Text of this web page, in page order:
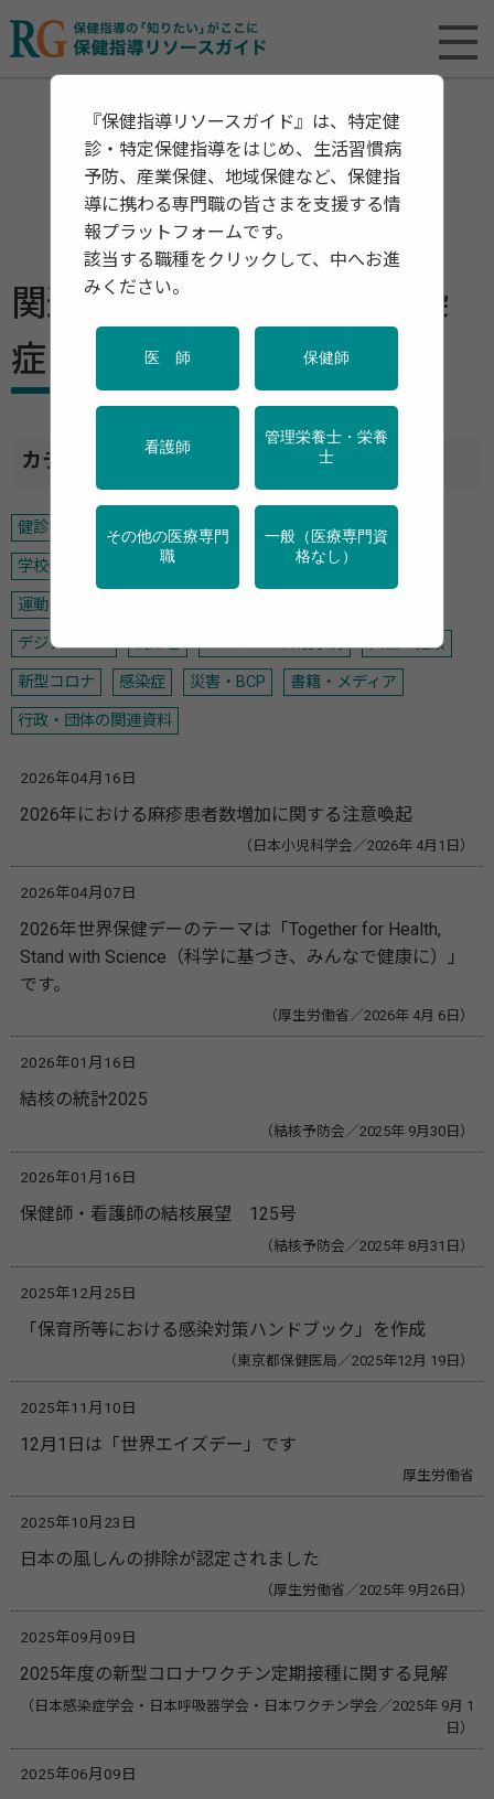
関連資料・リリース ー 感染
症
カテゴリ一覧
健診・検診 特定保健指導 産業保健 地域保健
学校保健 メンタルヘルス アルコール
運動
デジタル・AI 高齢者 フレイル・介護予防 女性の健康
新型コロナ 感染症 災害・BCP 書籍・メディア
行政・団体の関連資料
2026年04月16日
2026年における麻疹患者数増加に関する注意喚起
（日本小児科学会／2026年 4月1日）
2026年04月07日
2026年世界保健デーのテーマは「Together for Health,
Stand with Science（科学に基づき、みんなで健康に）」
です。
（厚生労働省／2026年 4月 6日）
2026年01月16日
結核の統計2025
（結核予防会／2025年 9月30日）
2026年01月16日
保健師・看護師の結核展望 125号
（結核予防会／2025年 8月31日）
2025年12月25日
「保育所等における感染対策ハンドブック」を作成
（東京都保健医局／2025年12月 19日）
2025年11月10日
12月1日は「世界エイズデー」です
厚生労働省
2025年10月23日
日本の風しんの排除が認定されました
（厚生労働省／2025年 9月26日）
2025年09月09日
2025年度の新型コロナワクチン定期接種に関する見解
（日本感染症学会・日本呼吸器学会・日本ワクチン学会／2025年 9月 1
日）
2025年06月09日
『保健指導リソースガイド』は、特定健
診・特定保健指導をはじめ、生活習慣病
予防、産業保健、地域保健など、保健指
導に携わる専門職の皆さまを支援する情
報プラットフォームです。
該当する職種をクリックして、中へお進
みください。
医 師 保健師
看護師
管理栄養士・栄養
士
その他の医療専門
職
一般（医療専門資
格なし）